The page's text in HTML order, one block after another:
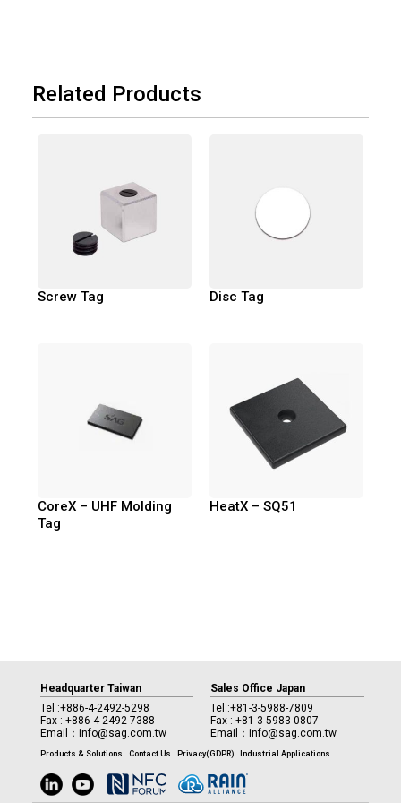
Related Products
Screw Tag Disc Tag
CoreX – UHF Molding
Tag
HeatX – SQ51
Headquarter Taiwan
Tel :+886-4-2492-5298
Fax : +886-4-2492-7388
Email： info@sag.com.tw
Sales Office Japan
Tel :+81-3-5988-7809
Fax : +81-3-5983-0807
Email：info@sag.com.tw
Products & Solutions Contact Us Privacy(GDPR) Industrial Applications